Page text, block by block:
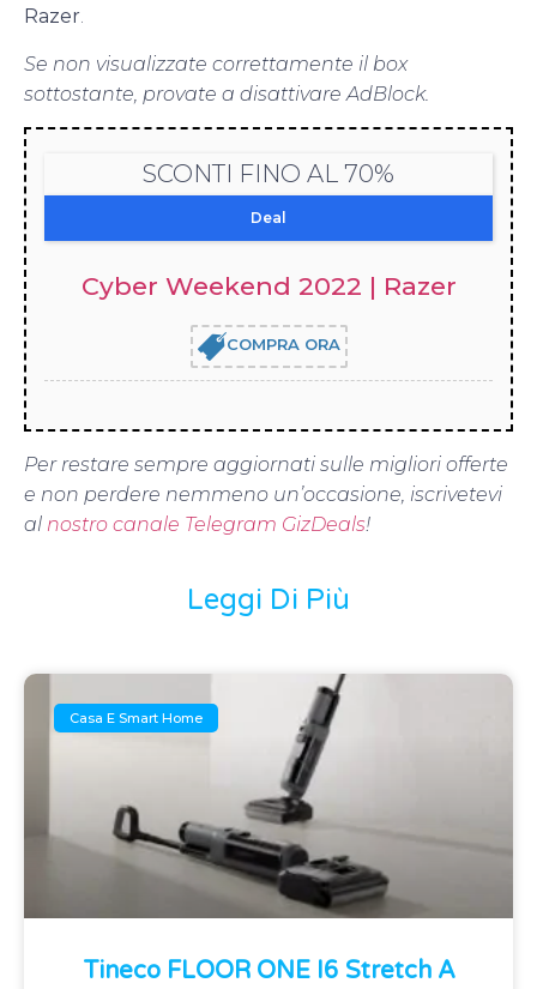
Razer.
Se non visualizzate correttamente il box
sottostante, provate a disattivare AdBlock.
SCONTI FINO AL 70%
Deal
Cyber Weekend 2022 | Razer
COMPRA ORA
Per restare sempre aggiornati sulle migliori offerte
e non perdere nemmeno un’occasione, iscrivetevi
al nostro canale Telegram GizDeals!
Leggi Di Più
Casa E Smart Home
Tineco FLOOR ONE I6 Stretch A